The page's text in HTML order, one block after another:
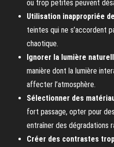
ou trop petites peuvent
Utilisation inappropriée
teintes qui ne s’accordent
chaotique.
Ignorer la lumière
manière dont la lumière
affecter l’atmosphère.
Sélectionner des
fort passage, opter pour
entraîner des dégradations
Créer des contrastes